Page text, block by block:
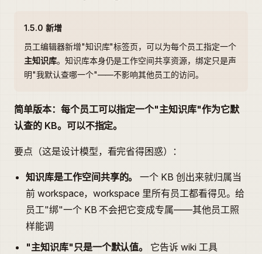
1.5.0 新增
员工编辑器新增"知识库"标签页，可以为每个员工指定一个
主知识库。知识库本身仍是工作空间共享资源，绑定只是声
明"我默认查哪一个"——不影响其他员工的访问。
简单版本：每个员工可以指定一个"主知识库"作为它默
认查的 KB。可以不指定。
要点（这是设计模型，看完省得困惑）：
知识库是工作空间共享的。
一个 KB 创出来就归属当
前 workspace，workspace 里所有员工都看得见。给
员工"绑"一个 KB 不会把它变成专属——其他员工照
样能调
"主知识库"只是一个默认值。
它告诉 wiki 工具